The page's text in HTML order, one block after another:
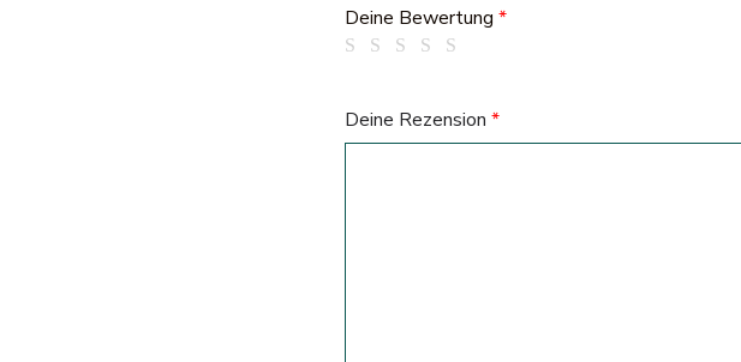
Deine Bewertung *
Deine Rezension *